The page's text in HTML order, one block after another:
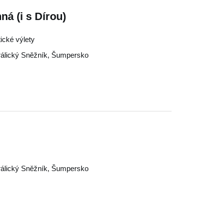
(i s Dírou)
výlety
Sněžník, Šumpersko
Sněžník, Šumpersko